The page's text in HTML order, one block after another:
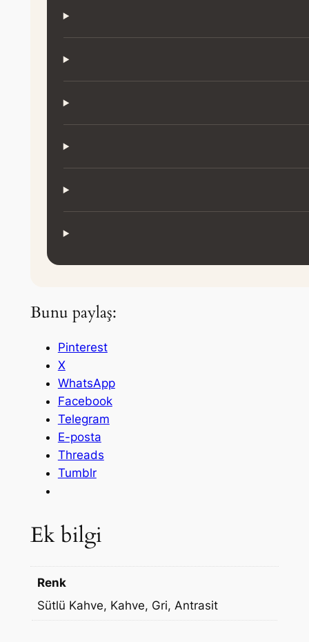
Bunu paylaş:
Pinterest
X
WhatsApp
Facebook
Telegram
E-posta
Threads
Tumblr
Ek bilgi
Renk
Sütlü Kahve, Kahve, Gri, Antrasit